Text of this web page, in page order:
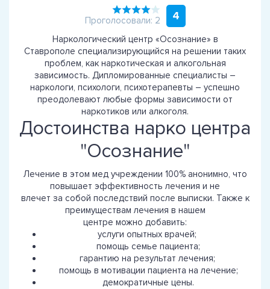
Проголосовали: 2 4
Наркологический центр «Осознание» в
Ставрополе специализирующийся на решении таких
проблем, как наркотическая и алкогольная
зависимость. Дипломированные специалисты –
наркологи, психологи, психотерапевты – успешно
преодолевают любые формы зависимости от
наркотиков или алкоголя.
Достоинства нарко центра
"Осознание"
Лечение в этом мед учреждении 100% анонимно, что
повышает эффективность лечения и не
влечет за собой последствий после выписки. Также к
преимуществам лечения в нашем
центре можно добавить:
услуги опытных врачей;
помощь семье пациента;
гарантию на результат лечения;
помощь в мотивации пациента на лечение;
демократичные цены.